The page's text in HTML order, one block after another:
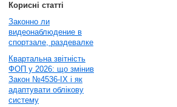
Корисні статті
Законно ли
видеонаблюдение в
спортзале, раздевалке
Квартальна звітність
ФОП у 2026: що змінив
Закон №4536-IX і як
адаптувати облікову
систему